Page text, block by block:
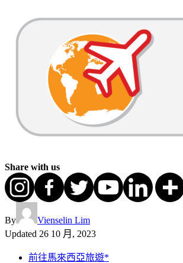
Share with us
By
Vienselin Lim
Updated 26 10 月, 2023
前往馬來西亞旅遊*